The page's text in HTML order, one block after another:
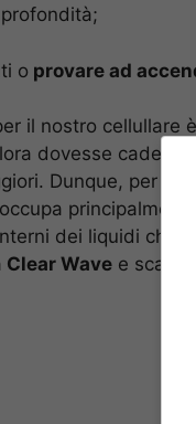
o provare ad
il nostro cellullare
dovesse cadere in
Dunque, per
dei liquidi che
Clear Wave e